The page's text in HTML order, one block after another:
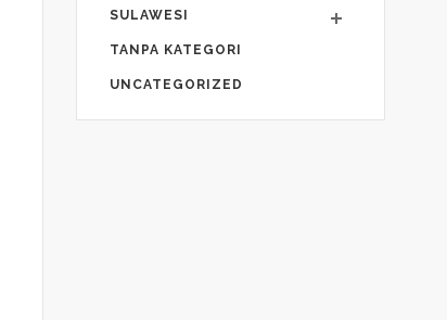
SULAWESI
TANPA KATEGORI
UNCATEGORIZED